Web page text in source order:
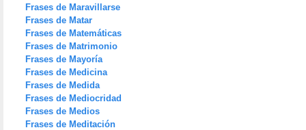
Frases de Maravillarse
Frases de Matar
Frases de Matemáticas
Frases de Matrimonio
Frases de Mayoría
Frases de Medicina
Frases de Medida
Frases de Mediocridad
Frases de Medios
Frases de Meditación